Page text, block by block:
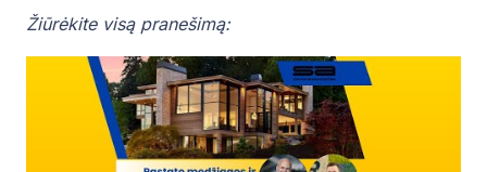
Žiūrėkite visą pranešimą: